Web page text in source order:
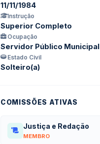
11/11/1984
Instrução
Superior Completo
Ocupação
Servidor Público Municipal
Estado Civil
Solteiro(a)
COMISSÕES ATIVAS
Justiça e Redação
MEMBRO